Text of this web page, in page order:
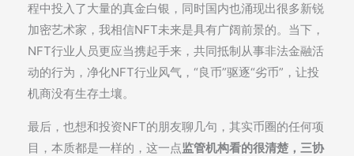
程中投入了大量的真金白银，同时国内也涌现出很多新锐
加密艺术家，我相信NFT未来是具有广阔前景的。当下，
NFT行业人员更应当携起手来，共同抵制从事非法金融活
动的行为，净化NFT行业风气，“良币”驱逐“劣币”，让投
机商没有生存土壤。
最后，也想和投资NFT的朋友聊几句，其实币圈的任何项
目，本质都是一样的，这一点监管机构看的很清楚，三协